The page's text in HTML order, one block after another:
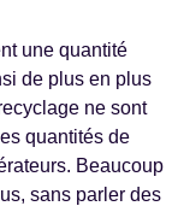
une quantité
de plus en plus
ne sont
quantités de
Beaucoup
sans parler des